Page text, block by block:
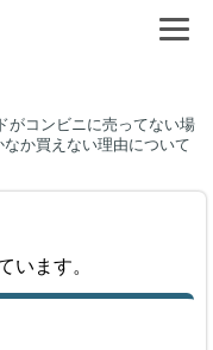
がコンビニに売ってない場
か買えない理由について
います。